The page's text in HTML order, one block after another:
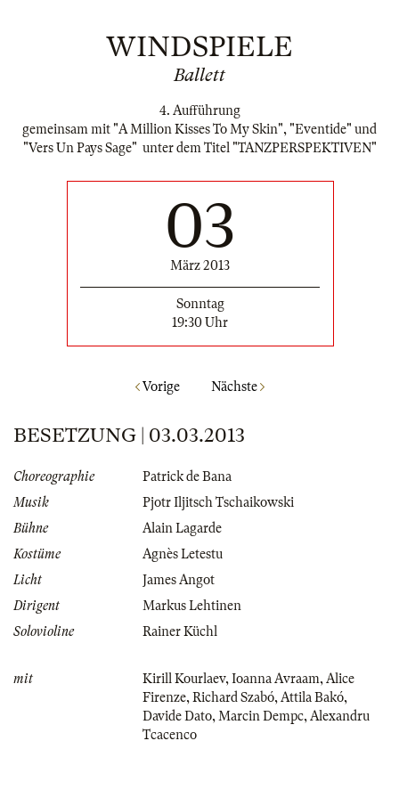
WINDSPIELE
Ballett
4. Aufführung
gemeinsam mit "A Million Kisses To My Skin", "Eventide" und
"Vers Un Pays Sage" unter dem Titel "TANZPERSPEKTIVEN"
03
März 2013
Sonntag
19:30 Uhr
Vorige Nächste
BESETZUNG | 03.03.2013
Choreographie
Patrick de Bana
Musik
Pjotr Iljitsch Tschaikowski
Bühne
Alain Lagarde
Kostüme
Agnès Letestu
Licht
James Angot
Dirigent
Markus Lehtinen
Solovioline
Rainer Küchl
mit Kirill Kourlaev, Ioanna Avraam, Alice
Firenze, Richard Szabó, Attila Bakó,
Davide Dato, Marcin Dempc, Alexandru
Tcacenco